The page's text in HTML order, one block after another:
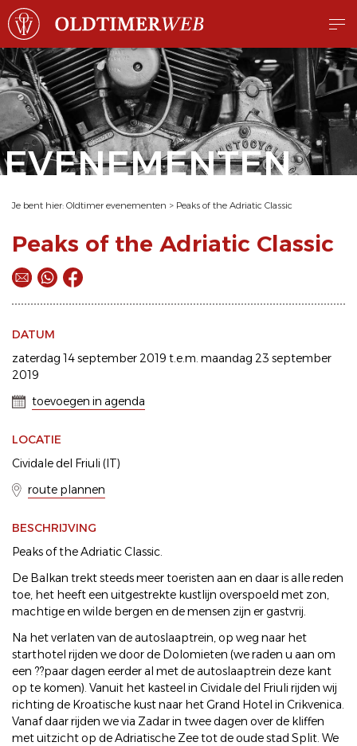
EVENEMENTEN
Je bent hier: Oldtimer evenementen > Peaks of the Adriatic Classic
Peaks of the Adriatic Classic
DATUM
zaterdag 14 september 2019 t.e.m. maandag 23 september
2019
toevoegen in agenda
LOCATIE
Cividale del Friuli (IT)
route plannen
BESCHRIJVING
Peaks of the Adriatic Classic.
De Balkan trekt steeds meer toeristen aan en daar is alle reden
toe, het heeft een uitgestrekte kustlijn overspoeld met zon,
machtige en wilde bergen en de mensen zijn er gastvrij.
Na het verlaten van de autoslaaptrein, op weg naar het
starthotel rijden we door de Dolomieten (we raden u aan om
een ??paar dagen eerder al met de autoslaaptrein deze kant
op te komen). Vanuit het kasteel in Cividale del Friuli rijden wij
richting de Kroatische kust naar het Grand Hotel in Crikvenica.
Vanaf daar rijden we via Zadar in twee dagen over de kliffen
met uitzicht op de Adriatische Zee tot de oude stad Split. We